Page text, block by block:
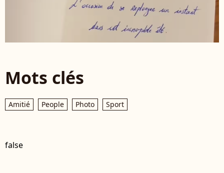
Mots clés
Amitié People Photo Sport
false